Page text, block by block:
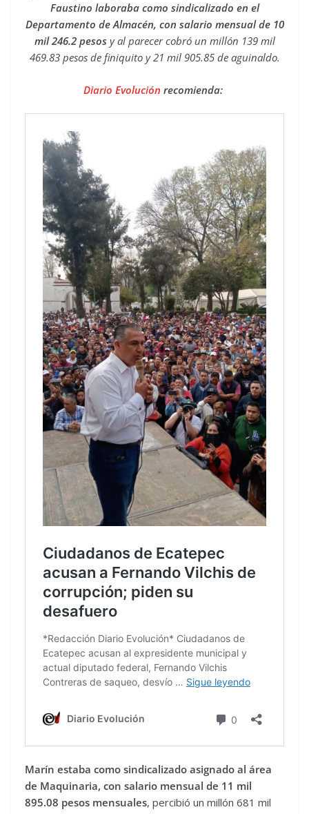
Faustino laboraba como sindicalizado en el
Departamento de Almacén, con salario mensual de 10
mil 246.2 pesosy al parecer cobró un millón 139 mil
469.83 pesos de finiquito y 21 mil 905.85 de aguinaldo.
Diario Evolución recomienda:
Marín estaba como sindicalizado asignado al área
de Maquinaria, con salario mensual de 11 mil
895.08 pesos mensuales, percibió un millón 681 mil